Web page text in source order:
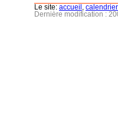
Le site: accueil
Dernière modification :